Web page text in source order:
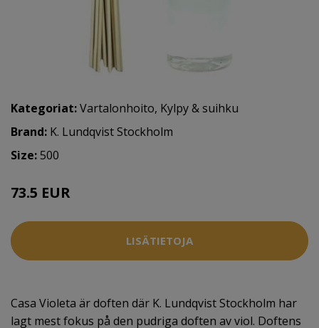
Kategoriat:Vartalonhoito, Kylpy & suihku
Brand: K. Lundqvist Stockholm
Size:500
73.5 EUR
LISÄTIETOJA
Casa Violeta är doften där K. Lundqvist Stockholm har
lagt mest fokus på den pudriga doften av viol. Doftens